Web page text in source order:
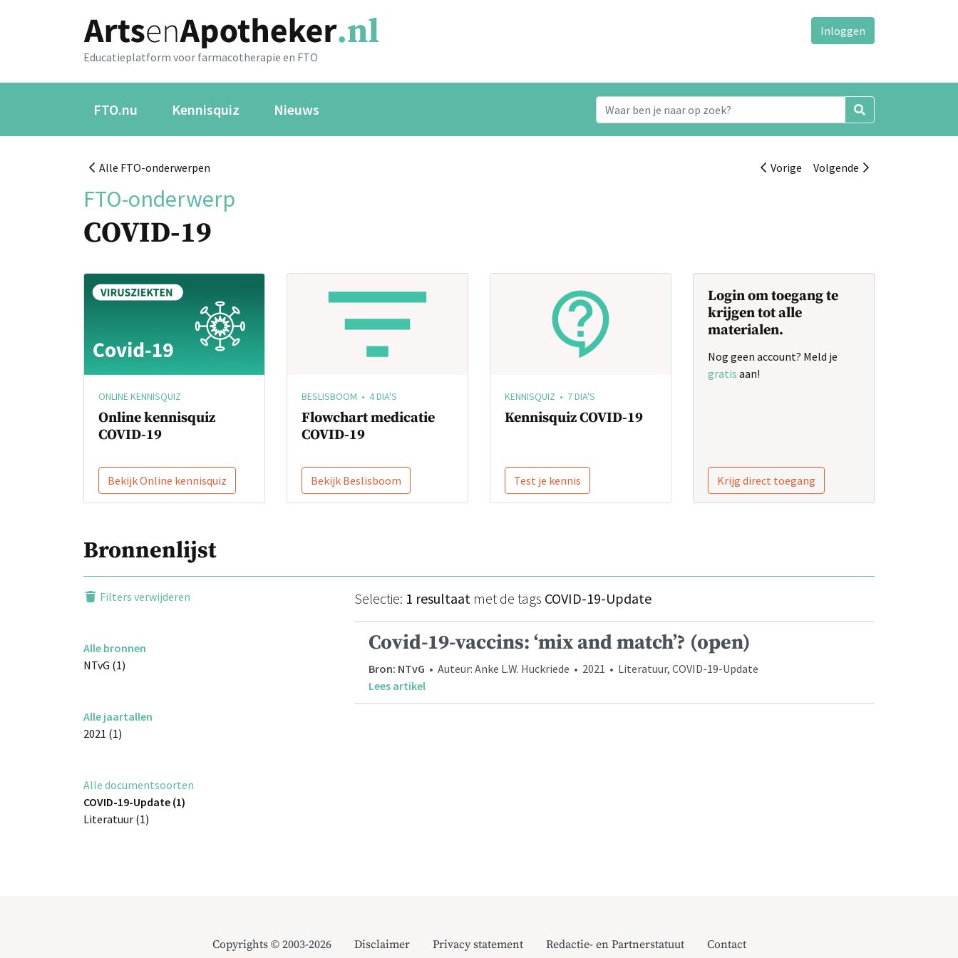
Educatieplatform voor farmacotherapie en FTO
Inloggen
FTO.nu Kennisquiz Nieuws
Alle FTO-onderwerpen Vorige Volgende
FTO-onderwerp
COVID-19
ONLINE KENNISQUIZ
Online kennisquiz
COVID-19
Bekijk Online kennisquiz
BESLISBOOM • 4 DIA'S
Flowchart medicatie
COVID-19
Bekijk Beslisboom
KENNISQUIZ • 7 DIA'S
Kennisquiz COVID-19
Test je kennis
Login om toegang te
krijgen tot alle
materialen.
Nog geen account? Meld je
gratis aan!
Krijg direct toegang
Bronnenlijst
Filters verwijderen
Alle bronnen
NTvG (1)
Alle jaartallen
2021 (1)
Alle documentsoorten
COVID-19-Update (1)
Literatuur (1)
Selectie: 1 resultaat met de tags COVID-19-Update
Covid-19-vaccins: ‘mix and match’? (open)
Bron: NTvG • Auteur: Anke L.W. Huckriede • 2021 • Literatuur, COVID-19-Update
Lees artikel
Copyrights © 2003-2026 Disclaimer Privacy statement Redactie- en Partnerstatuut Contact